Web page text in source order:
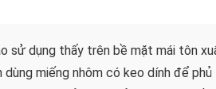
sử dụng thấy trên bề mặt mái tôn
miếng nhôm có keo dính để phủ